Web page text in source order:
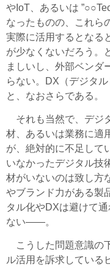
やIoT、あるいは
なったものの、これら
実際に活用するとなる
が少なくないだろう。
ましいし、外部ベンダ
らない。DX（デジタ
と、なおさらである。
それも当然で、デジ
材、あるいは業務に適
が、絶対的に不足して
いなかったデジタル技
材がいないのは致し方
やブランド力がある製
タル化やDXは避けて
ない――。
こうした問題意識の
ル活用を訴求している